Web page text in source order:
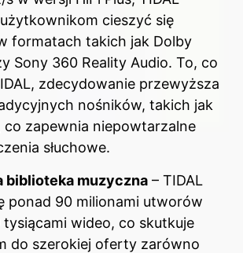
cieszyć się
formatach takich jak Dolby
Sony 360 Reality Audio. To, co
zdecydowanie przewyższa
nośników, takich jak
co zapewnia niepowtarzalne
słuchowe.
biblioteka muzyczna – TIDAL
ponad 90 milionami utworów
wideo, co skutkuje
do szerokiej oferty zarówno